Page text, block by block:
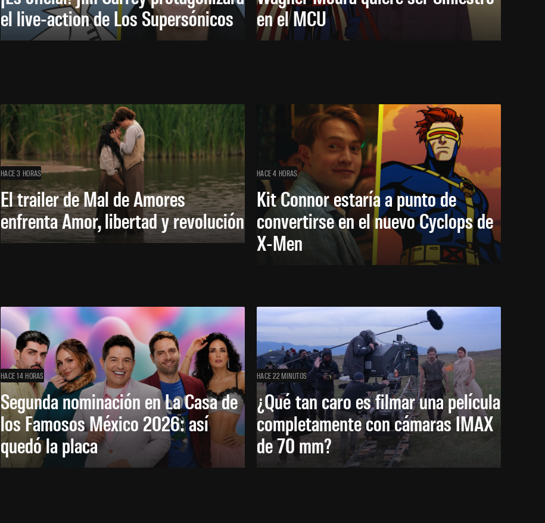
el live-action de Los Supersónicos
en el MCU
HACE 3 HORAS
El trailer de Mal de Amores
enfrenta Amor, libertad y revolución
HACE 4 HORAS
Kit Connor estaría a punto de
convertirse en el nuevo Cyclops de
X-Men
HACE 14 HORAS
Segunda nominación en La Casa de
los Famosos México 2026: así
quedó la placa
HACE 22 MINUTOS
¿Qué tan caro es filmar una película
completamente con cámaras IMAX
de 70 mm?